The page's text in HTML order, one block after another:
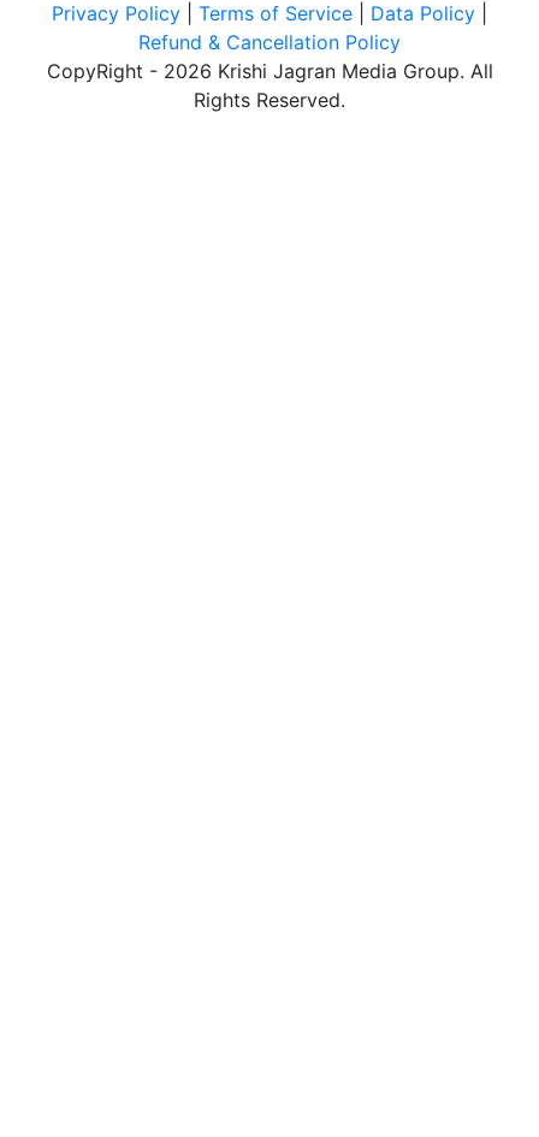
Privacy Policy Terms of Service Data Policy
Refund & Cancellation Policy
CopyRight - 2026 Krishi Jagran Media Group. All
Rights Reserved.